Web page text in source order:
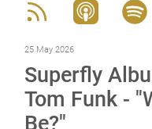
25 May 2026
Superfly
Tom Funk -
Be?"